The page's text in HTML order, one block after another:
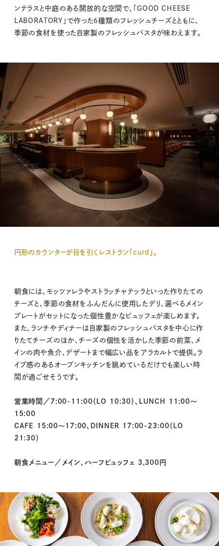
ンテラスと中庭のある開放的な空間で、「GOOD CHEESE
LABORATORY」で作った6種類のフレッシュチーズとともに、
季節の食材を使った自家製のフレッシュパスタが味わえます。
円形のカウンターが目を引くレストラン「curd」。
朝食には、モッツァレラやストラッチャテッラといった作りたての
チーズと、季節の食材をふんだんに使用したデリ、選べるメイン
プレートがセットになった個性豊かなビュッフェが楽しめます。
また、ランチやディナーは自家製のフレッシュパスタを中心に作
りたてチーズのほか、チーズの個性を活かした季節の前菜、メ
インの肉や魚介、デザートまで幅広い品をアラカルトで提供。ラ
イブ感のあるオープンキッチンを眺めているだけでも楽しい時
間が過ごせそうです。
営業時間／7:00-11:00（LO 10:30）、LUNCH 11:00～
15:00
CAFE 15:00～17:00、DINNER 17:00-23:00（LO
21:30）
朝食メニュー／メイン、ハーフビュッフェ 3,300円